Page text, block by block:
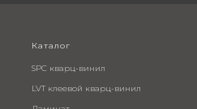
Каталог
SPC кварц-винил
LVT клеевой кварц-винил